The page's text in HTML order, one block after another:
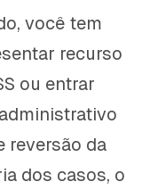
você tem
recurso
ou entrar
reversão da
dos casos, o